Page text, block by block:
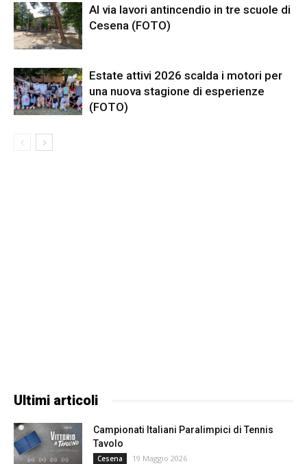
Al via lavori antincendio in tre scuole di
Cesena (FOTO)
Estate attivi 2026 scalda i motori per
una nuova stagione di esperienze
(FOTO)
Ultimi articoli
Campionati Italiani Paralimpici di Tennis
Tavolo
Cesena 19 Maggio 2026